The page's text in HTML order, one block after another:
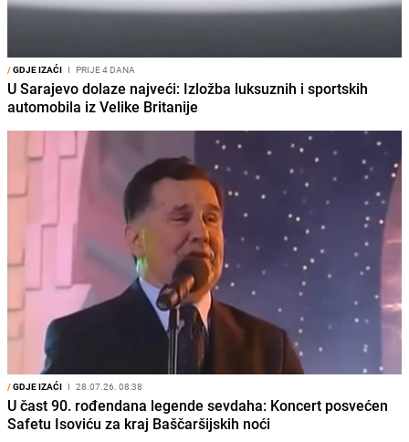
/GDJE IZAĆI I PRIJE 4 DANA
U Sarajevo dolaze najveći: Izložba luksuznih i sportskih
automobila iz Velike Britanije
/GDJE IZAĆI I 28.07.26. 08:38
U čast 90. rođendana legende sevdaha: Koncert posvećen
Safetu Isoviću za kraj Baščaršijskih noći